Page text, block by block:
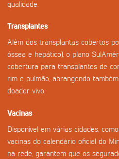
qualidade.
Transplantes
Além dos transplantas cobertos
óssea e hepático), o plano
cobertura para transplantes de
rim e pulmão, abrangendo
doador vivo.
Vacinas
Disponível em várias cidades,
vacinas do calendário oficial do
na rede, garantem que os